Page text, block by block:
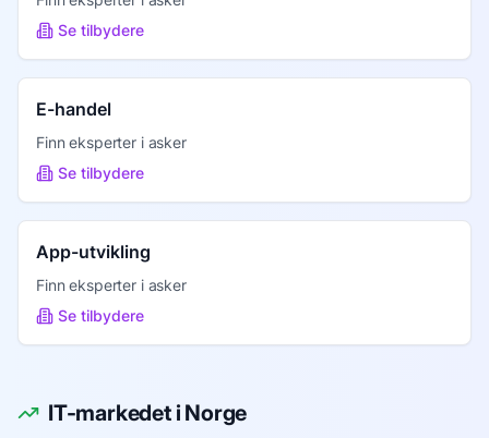
Se tilbydere
E-handel
Finn eksperter i asker
Se tilbydere
App-utvikling
Finn eksperter i asker
Se tilbydere
IT-markedet i Norge